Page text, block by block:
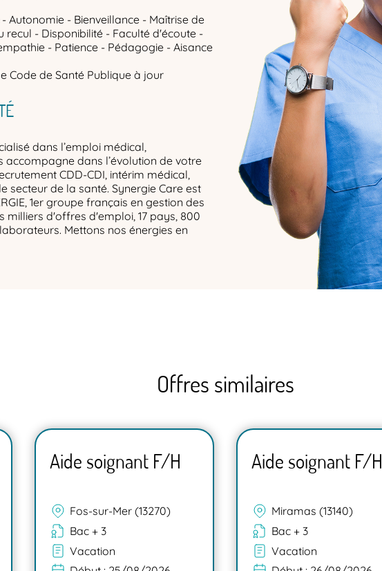
Autonomie - Bienveillance - Maîtrise de
recul - Disponibilité - Faculté d'écoute -
- Patience - Pédagogie - Aisance
Code de Santé Publique à jour
dans l’emploi médical,
dans l’évolution de votre
CDD-CDI, intérim médical,
secteur de la santé. Synergie Care est
1er groupe français en gestion des
milliers d'offres d'emploi, 17 pays, 800
Mettons nos énergies en
Offres similaires
Aide soignant F/H
Fos-sur-Mer (13270)
Bac + 3
Vacation
Aide soignant F/H
Miramas (13140)
Bac + 3
Vacation